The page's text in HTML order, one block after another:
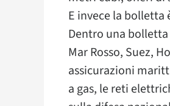
E invece la bolletta
Dentro una bolletta
Mar Rosso, Suez,
assicurazioni
a gas, le reti